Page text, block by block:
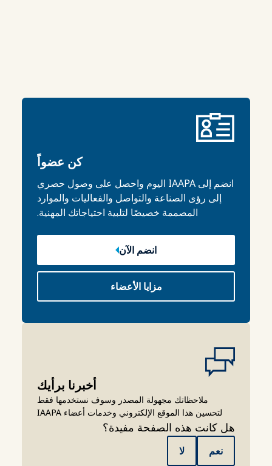
كن عضواً
انضم إلى IAAPA اليوم واحصل على وصول حصري
إلى رؤى الصناعة والتواصل والفعاليات والموارد
المصممة خصيصًا لتلبية احتياجاتك المهنية.
انضم الآن
مزايا الأعضاء
أخبرنا برأيك
ملاحظاتك مجهولة المصدر وسوف نستخدمها فقط
لتحسين هذا الموقع الإلكتروني وخدمات أعضاء IAAPA
هل كانت هذه الصفحة مفيدة؟
نعم لا